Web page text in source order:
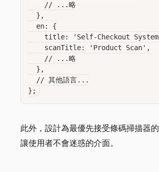
    // ...略
  },
  en: {
title: 'Self-Checkout
    scanTitle: 'Product Scan',
    // ...略
  },
  // 其他語言...
此外，設計為最優先接受條碼掃描器
讓使用者不會迷惑的介面。